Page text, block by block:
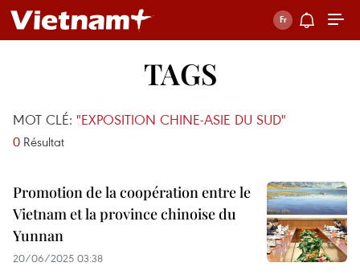
TAGS
MOT CLÉ: "EXPOSITION CHINE-ASIE DU SUD"
0 Résultat
Promotion de la coopération entre le
Vietnam et la province chinoise du
Yunnan
20/06/2025 03:38